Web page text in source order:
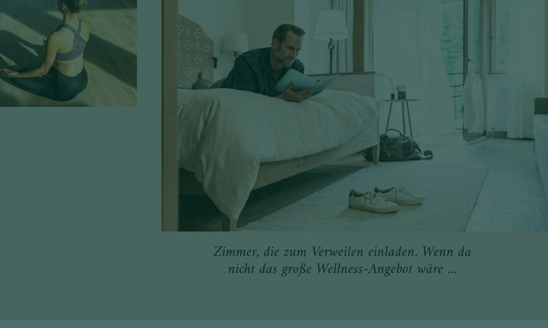
Zimmer, die zum Verweilen einladen. Wenn da
nicht das große Wellness-Angebot wäre ...